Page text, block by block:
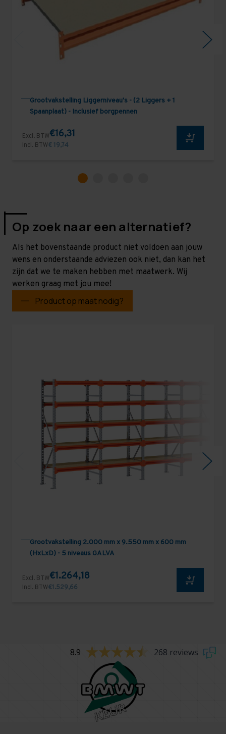
Grootvakstelling Liggerniveau's - (2 Liggers + 1
Spaanplaat) - Inclusief borgpennen
Excl. BTW€16,31
Incl. BTW€ 19,74
Op zoek naar een alternatief?
Als het bovenstaande product niet voldoen aan jouw
wens en onderstaande adviezen ook niet, dan kan het
zijn dat we te maken hebben met maatwerk. Wij
werken graag met jou mee!
Product op maat nodig?
Grootvakstelling 2.000 mm x 9.550 mm x 600 mm
(HxLxD) - 5 niveaus GALVA
Excl. BTW€1.264,18
Incl. BTW€1.529,66
8.9 268 reviews